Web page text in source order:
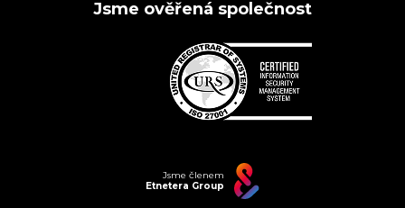
Jsme ověřená společnost
Jsme členem
Etnetera Group